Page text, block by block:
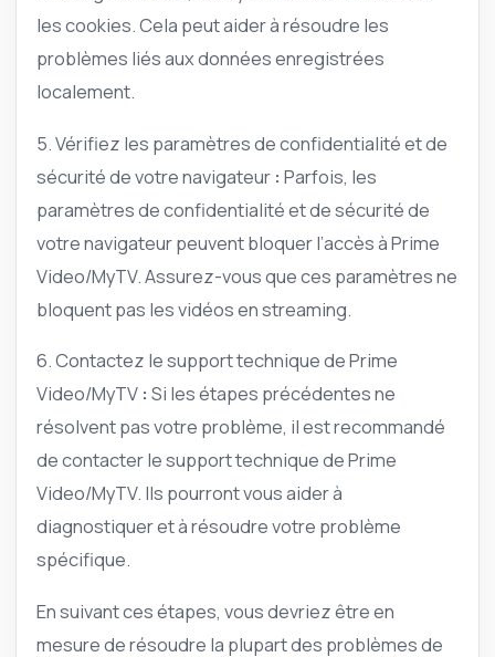
les cookies. Cela peut aider à résoudre les
problèmes liés aux données enregistrées
localement.
5. Vérifiez les paramètres de confidentialité et de
sécurité de votre navigateur : Parfois, les
paramètres de confidentialité et de sécurité de
votre navigateur peuvent bloquer l’accès à Prime
Video/MyTV. Assurez-vous que ces paramètres ne
bloquent pas les vidéos en streaming.
6. Contactez le support technique de Prime
Video/MyTV : Si les étapes précédentes ne
résolvent pas votre problème, il est recommandé
de contacter le support technique de Prime
Video/MyTV. Ils pourront vous aider à
diagnostiquer et à résoudre votre problème
spécifique.
En suivant ces étapes, vous devriez être en
mesure de résoudre la plupart des problèmes de